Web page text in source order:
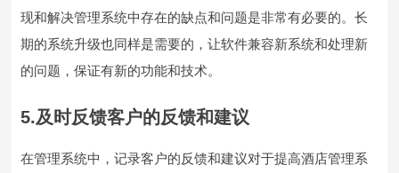
现和解决管理系统中存在的缺点和问题是非常有必要的。长
期的系统升级也同样是需要的，让软件兼容新系统和处理新
的问题，保证有新的功能和技术。
5.及时反馈客户的反馈和建议
在管理系统中，记录客户的反馈和建议对于提高酒店管理系